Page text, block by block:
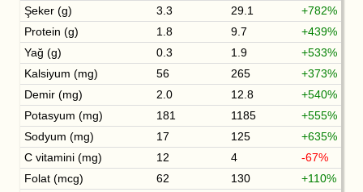
Şeker (g)
3.3 29.1
+782%
Protein (g)
1.8 9.7
+439%
Yağ (g)
0.3 1.9
+533%
Kalsiyum (mg)
56 265
+373%
Demir (mg)
2.0 12.8
+540%
Potasyum (mg)
181 1185
+555%
Sodyum (mg)
17 125
+635%
C vitamini (mg)
12 4
-67%
Folat (mcg)
62 130
+110%